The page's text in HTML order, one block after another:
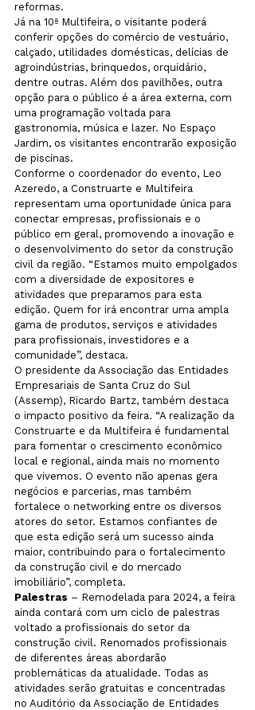
reformas.
Já na 10ª Multifeira, o visitante poderá
conferir opções do comércio de vestuário,
calçado, utilidades domésticas, delícias de
agroindústrias, brinquedos, orquidário,
dentre outras. Além dos pavilhões, outra
opção para o público é a área externa, com
uma programação voltada para
gastronomia, música e lazer. No Espaço
Jardim, os visitantes encontrarão exposição
de piscinas.
Conforme o coordenador do evento, Leo
Azeredo, a Construarte e Multifeira
representam uma oportunidade única para
conectar empresas, profissionais e o
público em geral, promovendo a inovação e
o desenvolvimento do setor da construção
civil da região. “Estamos muito empolgados
com a diversidade de expositores e
atividades que preparamos para esta
edição. Quem for irá encontrar uma ampla
gama de produtos, serviços e atividades
para profissionais, investidores e a
comunidade”, destaca.
O presidente da Associação das Entidades
Empresariais de Santa Cruz do Sul
(Assemp), Ricardo Bartz, também destaca
o impacto positivo da feira. “A realização da
Construarte e da Multifeira é fundamental
para fomentar o crescimento econômico
local e regional, ainda mais no momento
que vivemos. O evento não apenas gera
negócios e parcerias, mas também
fortalece o networking entre os diversos
atores do setor. Estamos confiantes de
que esta edição será um sucesso ainda
maior, contribuindo para o fortalecimento
da construção civil e do mercado
imobiliário”, completa.
Palestras – Remodelada para 2024, a feira
ainda contará com um ciclo de palestras
voltado a profissionais do setor da
construção civil. Renomados profissionais
de diferentes áreas abordarão
problemáticas da atualidade. Todas as
atividades serão gratuitas e concentradas
no Auditório da Associação de Entidades